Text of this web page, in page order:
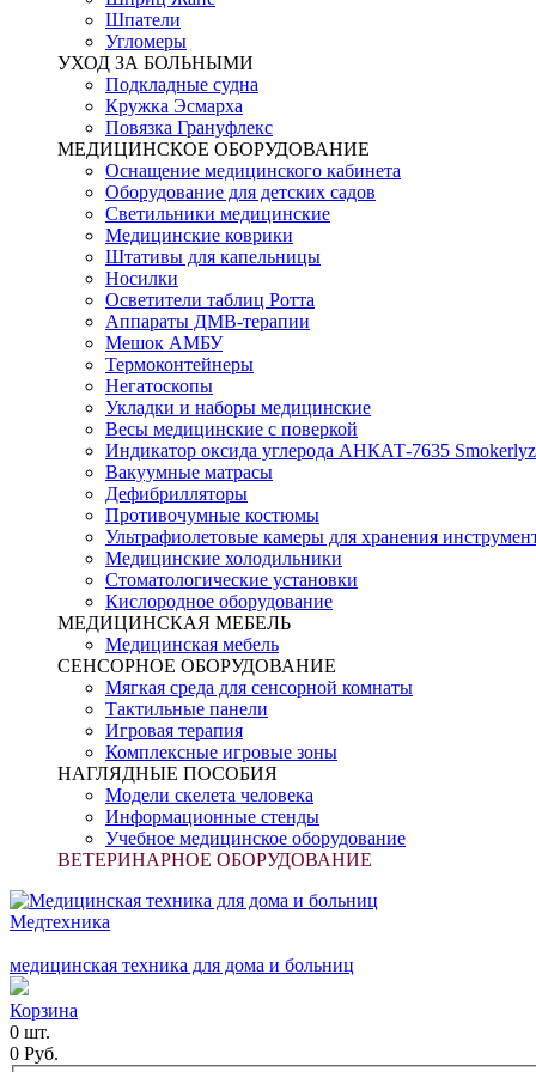
Шпатели
Угломеры
УХОД ЗА БОЛЬНЫМИ
Подкладные судна
Кружка Эсмарха
Повязка Грануфлекс
МЕДИЦИНСКОЕ ОБОРУДОВАНИЕ
Оснащение медицинского кабинета
Оборудование для детских садов
Светильники медицинские
Медицинские коврики
Штативы для капельницы
Носилки
Осветители таблиц Ротта
Аппараты ДМВ-терапии
Мешок АМБУ
Термоконтейнеры
Негатоскопы
Укладки и наборы медицинские
Весы медицинские с поверкой
Индикатор оксида углерода АНКАТ-7635
Вакуумные матрасы
Дефибрилляторы
Противочумные костюмы
Ультрафиолетовые камеры для хранения
Медицинские холодильники
Стоматологические установки
Кислородное оборудование
МЕДИЦИНСКАЯ МЕБЕЛЬ
Медицинская мебель
СЕНСОРНОЕ ОБОРУДОВАНИЕ
Мягкая среда для сенсорной комнаты
Тактильные панели
Игровая терапия
Комплексные игровые зоны
НАГЛЯДНЫЕ ПОСОБИЯ
Модели скелета человека
Информационные стенды
Учебное медицинское оборудование
ВЕТЕРИНАРНОЕ ОБОРУДОВАНИЕ
Медтехника
медицинская техника для дома и больниц
Корзина
0 шт.
0 Руб.